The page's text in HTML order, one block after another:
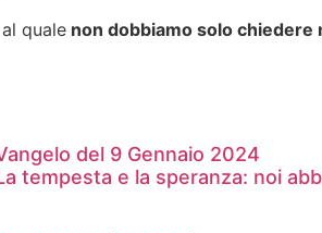
quale non dobbiamo solo chiedere
del 9 Gennaio 2024
tempesta e la speranza: noi